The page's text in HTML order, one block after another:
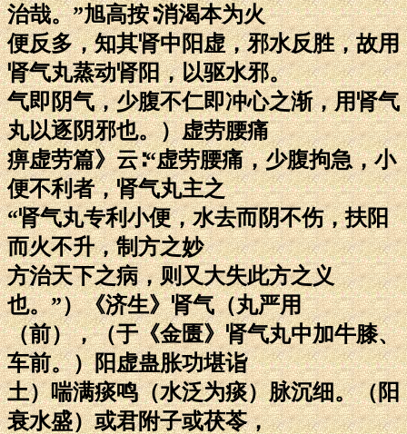
治哉。”旭高按∶消渴本为火
便反多，知其肾中阳虚，邪水反胜，故用
肾气丸蒸动肾阳，以驱水邪。
气即阴气，少腹不仁即冲心之渐，用肾气
丸以逐阴邪也。）虚劳腰痛
痹虚劳篇》云∶“虚劳腰痛，少腹拘急，小
便不利者，肾气丸主之
“肾气丸专利小便，水去而阴不伤，扶阳
而火不升，制方之妙
方治天下之病，则又大失此方之义
也。”）《济生》肾气（丸严用
（前），（于《金匮》肾气丸中加牛膝、
车前。）阳虚蛊胀功堪诣
土）喘满痰鸣（水泛为痰）脉沉细。（阳
衰水盛）或君附子或茯苓，